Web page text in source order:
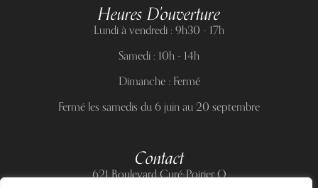
Heures D'ouverture
Lundi à vendredi : 9h30 - 17h
Samedi : 10h - 14h
Dimanche : Fermé
Fermé les samedis du 6 juin au 20 septembre
Contact
621 Boulevard Curé-Poirier O